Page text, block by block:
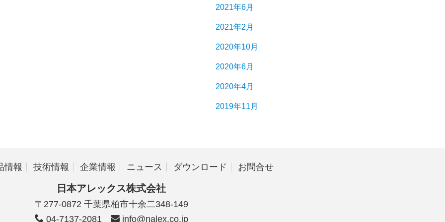
2021年6月
2021年2月
2020年10月
2020年6月
2020年4月
2019年11月
情報 技術情報 企業情報 ニュース ダウンロード お問合せ
日本アレックス株式会社
〒277-0872 千葉県柏市十余二348-149
04-7137-2081
info@nalex.co.jp